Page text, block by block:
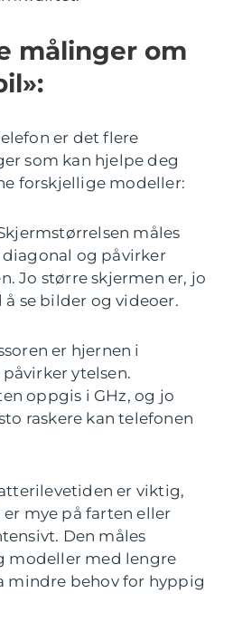
målinger om
er det flere
som kan hjelpe deg
forskjellige modeller:
måles
og påvirker
Jo større skjermen er, jo
se bilder og videoer.
er hjernen i
ytelsen.
oppgis i GHz, og jo
raskere kan telefonen
er viktig,
mye på farten eller
Den måles
modeller med lengre
mindre behov for hyppig